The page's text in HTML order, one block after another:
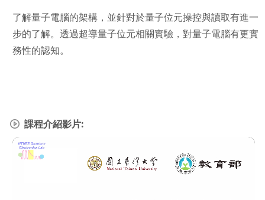
了解量子電腦的架構，並針對於量子位元操控與讀取有進一
步的了解。透過超導量子位元相關實驗，對量子電腦有更實
務性的認知。
課程介紹影片: